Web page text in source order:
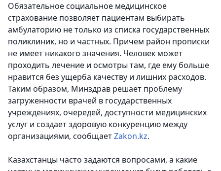
Обязательное социальное медицинское
страхование позволяет пациентам выбирать
амбулаторию не только из списка государственных
поликлиник, но и частных. Причем район прописки
не имеет никакого значения. Человек может
проходить лечение и осмотры там, где ему больше
нравится без ущерба качеству и лишних расходов.
Таким образом, Минздрав решает проблему
загруженности врачей в государственных
учреждениях, очередей, доступности медицинских
услуг и создает здоровую конкуренцию между
организациями, сообщаетZakon.kz.
Казахстанцы часто задаются вопросами, а какие